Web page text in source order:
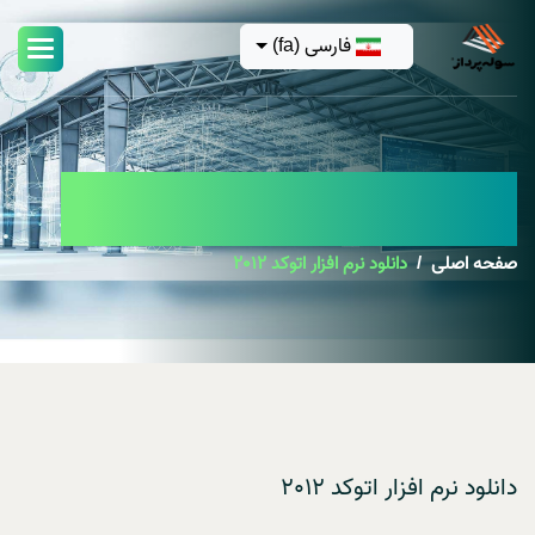
فارسی (fa)
صفحه اصلی دانلود نرم افزار اتوکد 2012
دانلود نرم افزار اتوکد 2012